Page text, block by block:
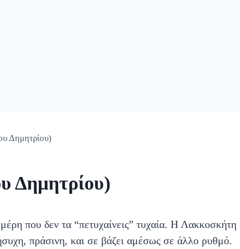
Δημητρίου)
Δημητρίου)
που δεν τα “πετυχαίνεις” τυχαία. Η Λακκοσκήτη
πράσινη, και σε βάζει αμέσως σε άλλο ρυθμό.